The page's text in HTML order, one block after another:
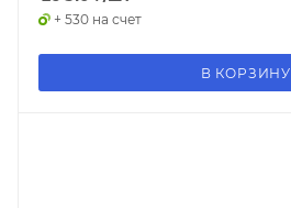
+ 530 на счет
В КОРЗИНУ